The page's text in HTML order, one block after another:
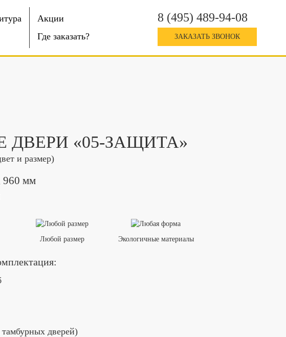
Акции
Где заказать?
8 (495) 489-94-08
ЗАКАЗАТЬ ЗВОНОК
ДВЕРИ «05-ЗАЩИТА»
и размер)
960 мм
Любой размер Экологичные материалы
дверей)